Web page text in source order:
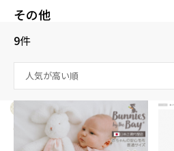
その他
9件